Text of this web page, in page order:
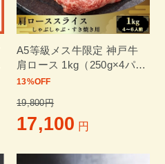
A5等級メス牛限定 神戸牛
肩ロース 1kg（250g×4パッ
ク） 4～6名様用 しゃぶし
黒毛和牛 神戸ビーフ
13%OFF
19,800円
17,100 円